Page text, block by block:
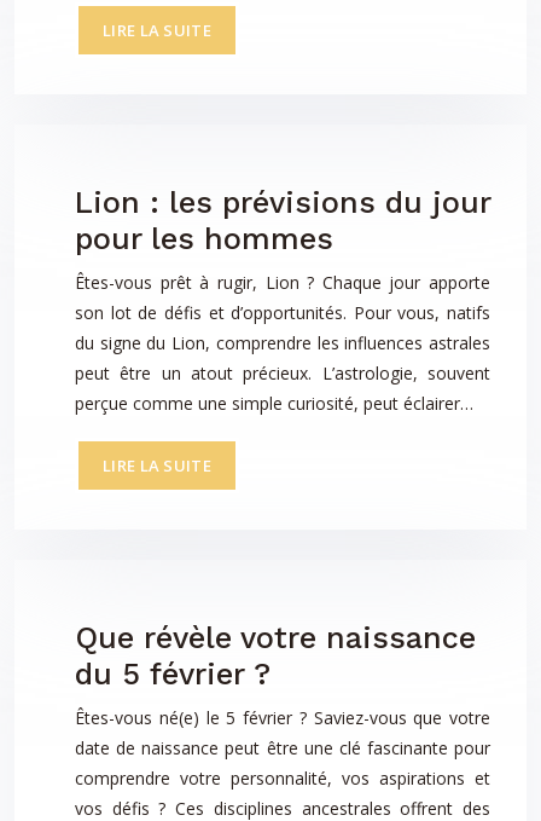
LIRE LA SUITE
Lion : les prévisions du jour
pour les hommes
Êtes-vous prêt à rugir, Lion ? Chaque jour apporte
son lot de défis et d’opportunités. Pour vous, natifs
du signe du Lion, comprendre les influences astrales
peut être un atout précieux. L’astrologie, souvent
perçue comme une simple curiosité, peut éclairer…
LIRE LA SUITE
Que révèle votre naissance
du 5 février ?
Êtes-vous né(e) le 5 février ? Saviez-vous que votre
date de naissance peut être une clé fascinante pour
comprendre votre personnalité, vos aspirations et
vos défis ? Ces disciplines ancestrales offrent des